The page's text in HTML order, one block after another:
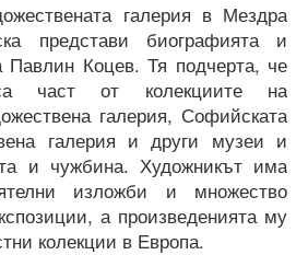
галерия в Мездра
представи биографията и
Павлин Коцев. Тя подчерта, че
част от колекциите на
галерия, Софийската
галерия и други музеи и
и чужбина. Художникът има
изложби и множество
а произведенията му
колекции в Европа.